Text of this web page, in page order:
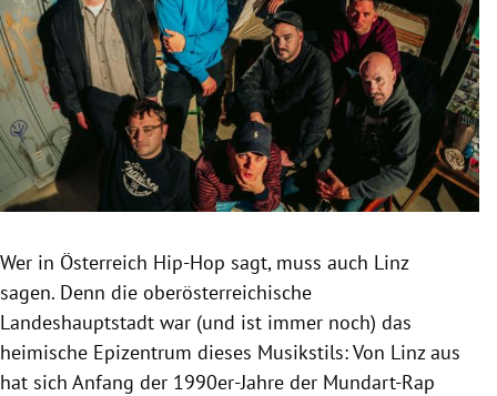
Untermenü
Untermenü
Untermenü
Untermenü
Untermenü
Wer in Österreich Hip-Hop sagt, muss auch Linz
sagen. Denn die oberösterreichische
Landeshauptstadt war (und ist immer noch) das
heimische Epizentrum dieses Musikstils: Von Linz aus
hat sich Anfang der 1990er-Jahre der Mundart-Rap